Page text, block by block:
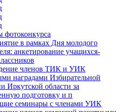
фотоконкурса
в рамках Дня молодого
анкетирование учащихся-
членов ТИК и УИК
наградами Избирательной
Иркутской области за
подготовку и п
семинары с членами УИК